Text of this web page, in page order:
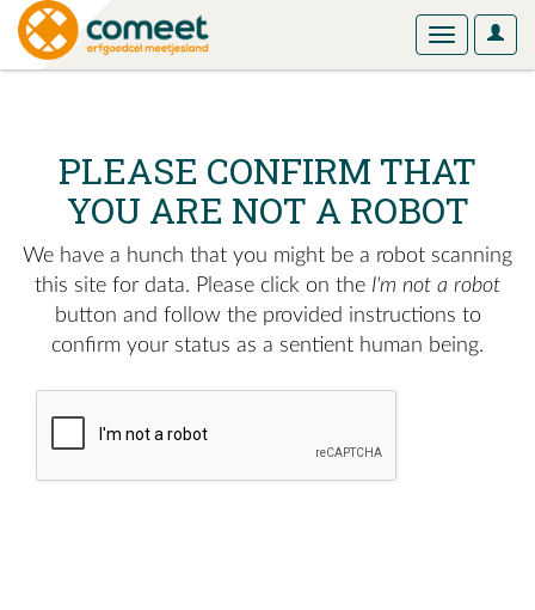
User
Toggle
PLEASE CONFIRM THAT
YOU ARE NOT A ROBOT
We have a hunch that you might be a robot scanning
this site for data. Please click on the I'm not a robot
button and follow the provided instructions to
confirm your status as a sentient human being.